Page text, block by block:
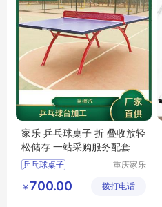
家乐 乒乓球桌子 折 叠收放轻
松储存 一站采购服务配套
乒乓球桌子
云南乒乓球台批发
重庆家乐
有限公司
￥ 700.00 拨打电话